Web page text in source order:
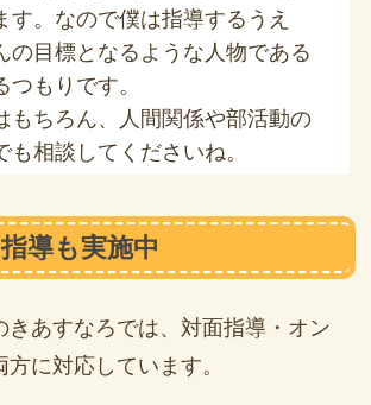
す。なので僕は指導するうえ
の目標となるような人物である
つもりです。
もちろん、人間関係や部活動の
も相談してくださいね。
導も実施中
きあすなろでは、対面指導・オン
に対応しています。